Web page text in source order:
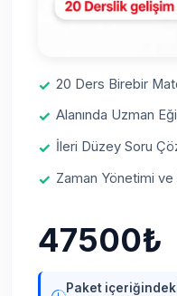
20 Ders Birebir
Alanında Uzman
İleri Düzey Soru
Zaman Yönetimi ve
47500₺
Paket